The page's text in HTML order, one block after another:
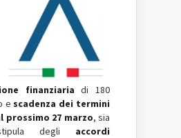
finanziaria di 180
e scadenza dei termini
prossimo 27 marzo, sia
degli accordi